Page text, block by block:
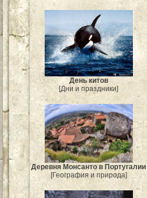
День китов
[Дни и праздники]
Деревня Монсанто в Португалии
[География и природа]